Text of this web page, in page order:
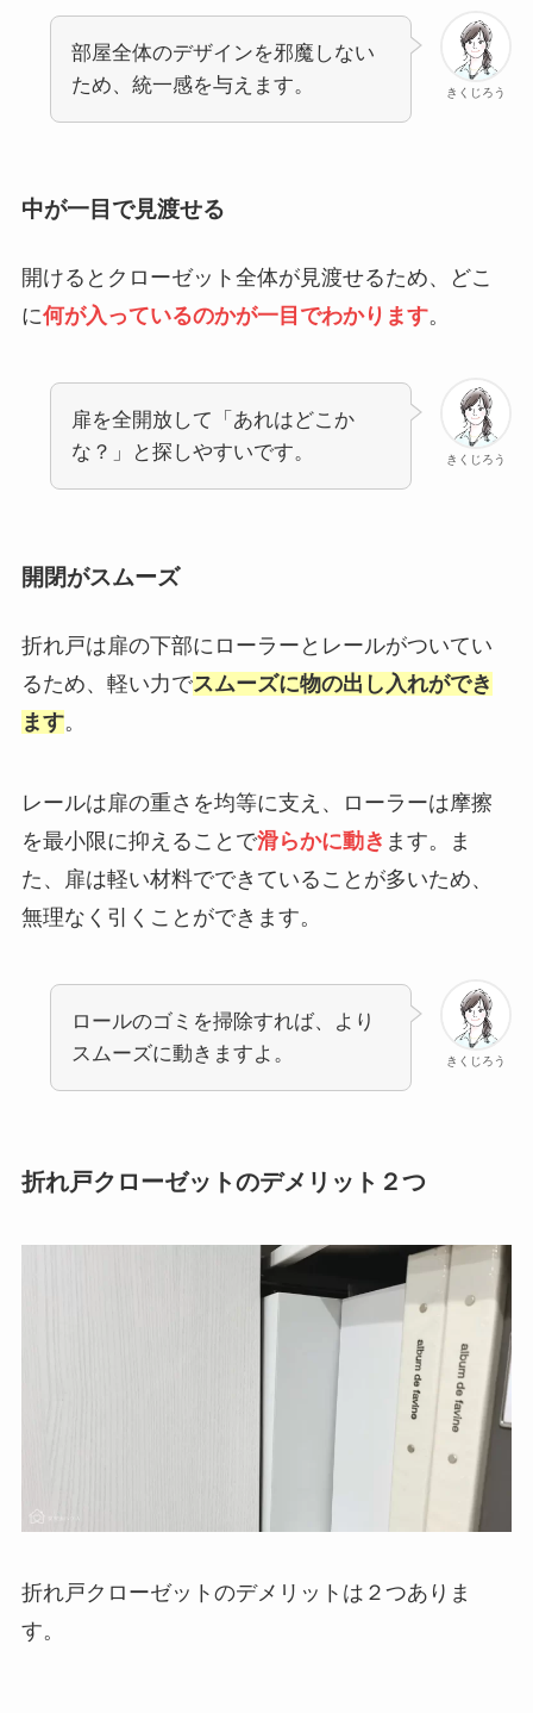
きくじろう
部屋全体のデザインを邪魔しない
ため、統一感を与えます。
中が一目で見渡せる
開けるとクローゼット全体が見渡せるため、どこ
に何が入っているのかが一目でわかります。
きくじろう
扉を全開放して「あれはどこか
な？」と探しやすいです。
開閉がスムーズ
折れ戸は扉の下部にローラーとレールがついてい
るため、軽い力でスムーズに物の出し入れができ
ます。
レールは扉の重さを均等に支え、ローラーは摩擦
を最小限に抑えることで滑らかに動き ます。ま
た、扉は軽い材料でできていることが多いため、
無理なく引くことができます。
きくじろう
ロールのゴミを掃除すれば、より
スムーズに動きますよ。
折れ戸クローゼットのデメリット２つ
折れ戸クローゼットのデメリットは２つありま
す。